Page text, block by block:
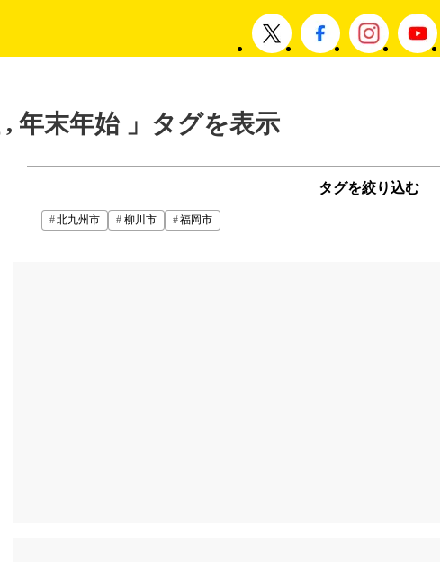
, 年末年始 」タグを表示
タグを絞り込む
北九州市 柳川市 福岡市